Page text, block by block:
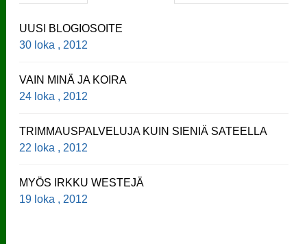
UUSI BLOGIOSOITE
30 loka , 2012
VAIN MINÄ JA KOIRA
24 loka , 2012
TRIMMAUSPALVELUJA KUIN SIENIÄ SATEELLA
22 loka , 2012
MYÖS IRKKU WESTEJÄ
19 loka , 2012